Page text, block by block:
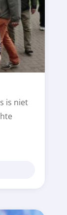
is niet